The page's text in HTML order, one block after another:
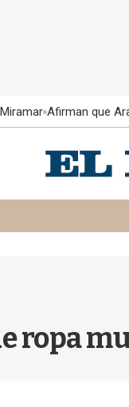
Afirman que